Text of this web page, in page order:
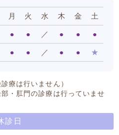
月 火 水 木 金 土
● ● ／ ● ● ●
● ● ／ ● ● ★
療は行いません）
・肛門の診療は行っていませ
診日